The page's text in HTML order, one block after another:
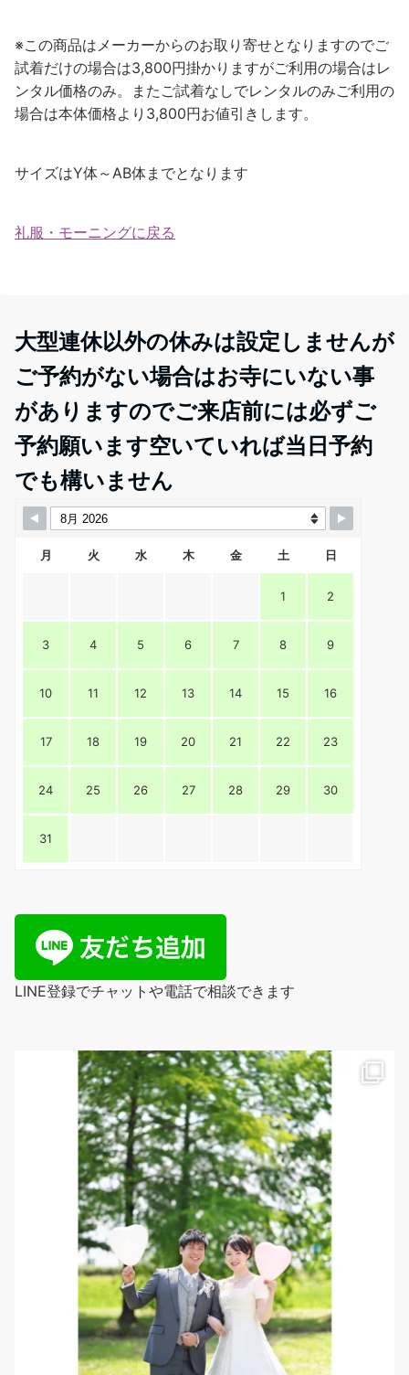
※この商品はメーカーからのお取り寄せとなりますのでご
試着だけの場合は3,800円掛かりますがご利用の場合はレ
ンタル価格のみ。またご試着なしでレンタルのみご利用の
場合は本体価格より3,800円お値引きします。
サイズはY体～AB体までとなります
礼服・モーニングに戻る
大型連休以外の休みは設定しませんが
ご予約がない場合はお寺にいない事
がありますのでご来店前には必ずご
予約願います空いていれば当日予約
でも構いません
月 火 水 木 金 土 日
1 2
3 4 5 6 7 8 9
10 11 12 13 14 15 16
17 18 19 20 21 22 23
24 25 26 27 28 29 30
31
LINE登録でチャットや電話で相談できます